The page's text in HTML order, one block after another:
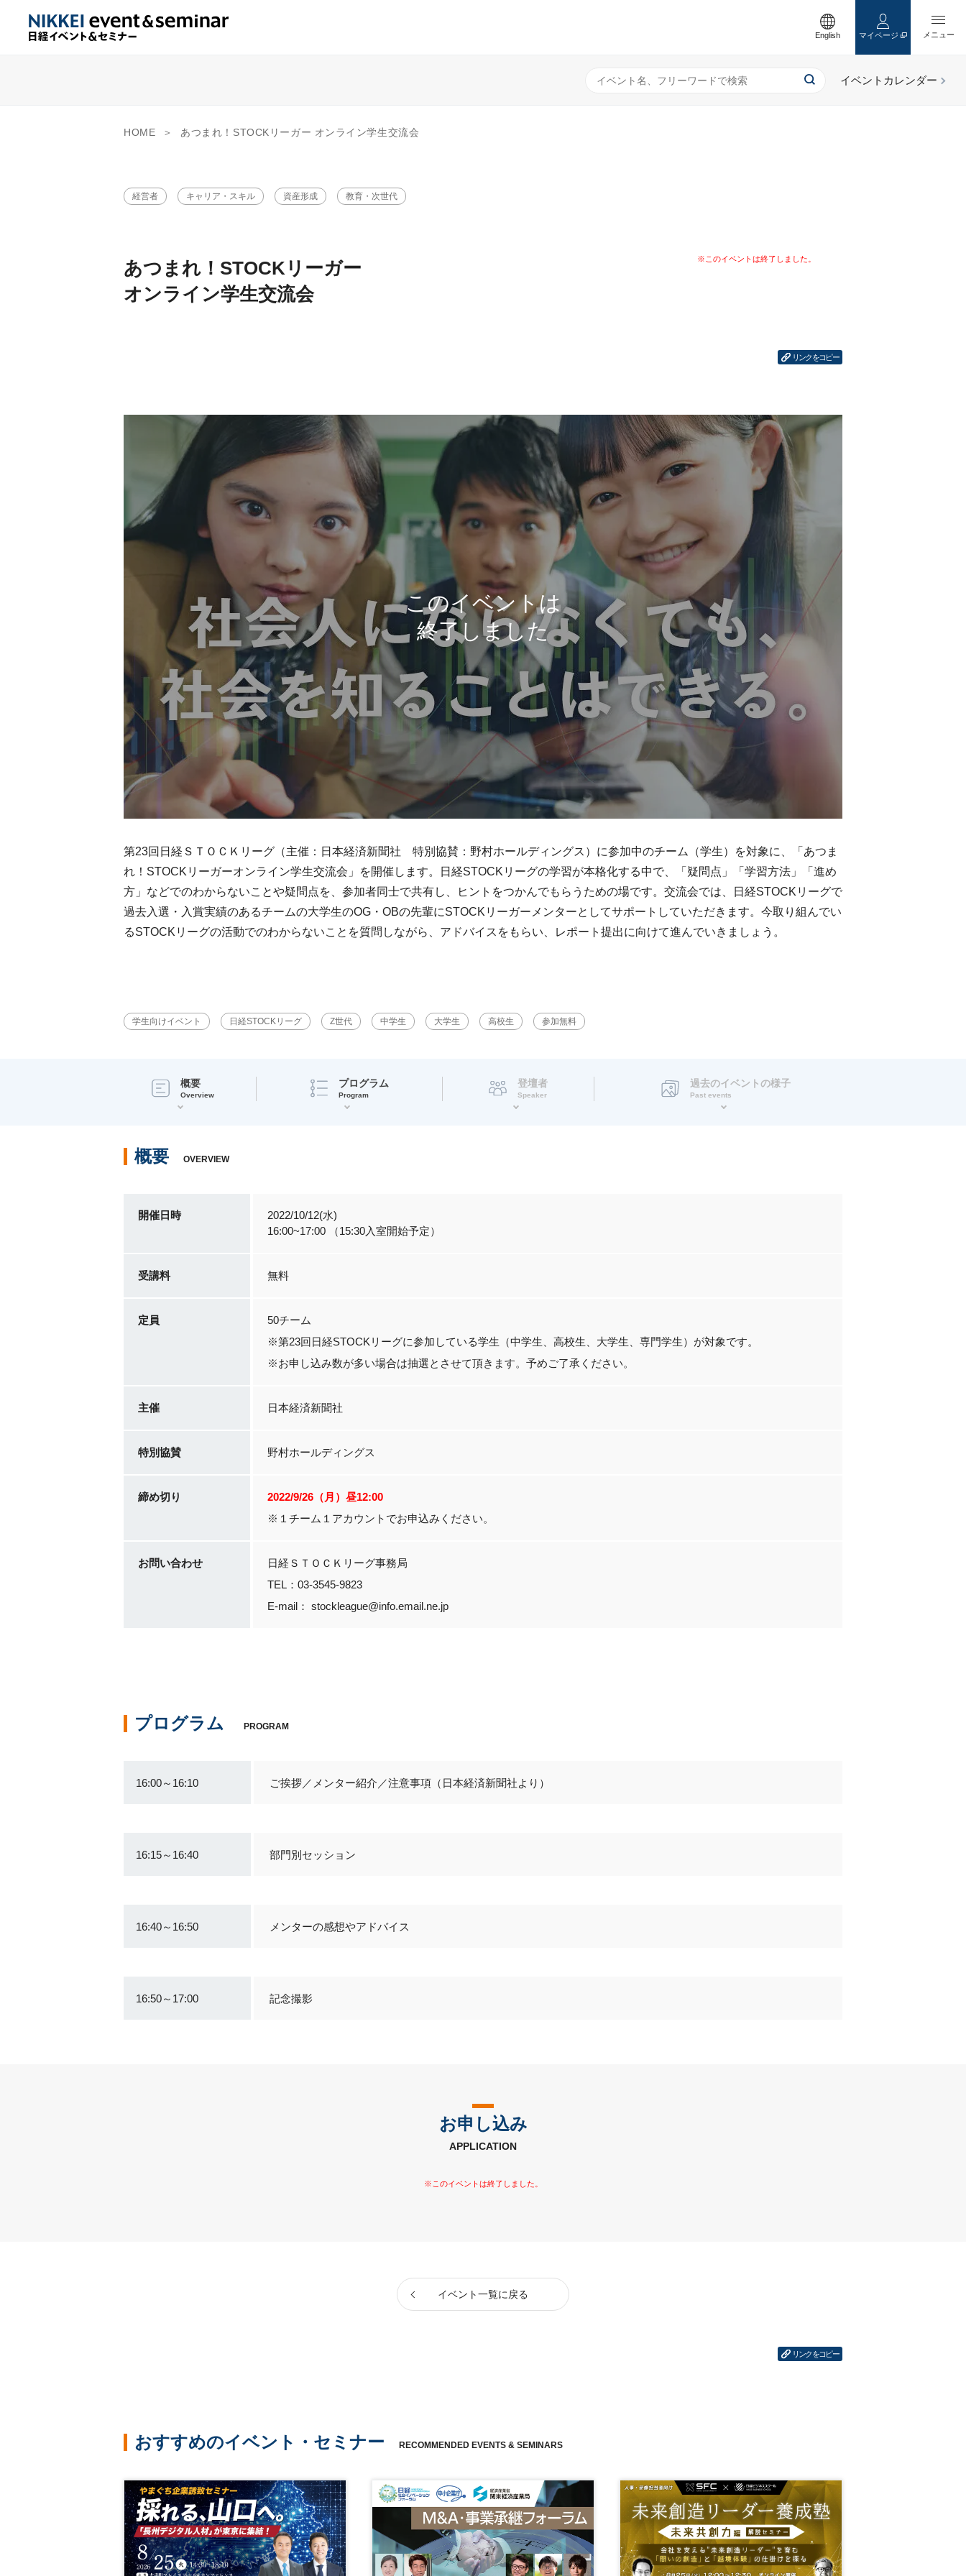
English マイページ
HOME あつまれ！STOCKリーガー オンライン学生交流会
経営者 キャリア・スキル 資産形成 教育・次世代
あつまれ！STOCKリーガー
オンライン学生交流会
リンクをコピー
第23回日経ＳＴＯＣＫリーグ（主催：日本経済新聞社 特別協賛：野村ホールディングス）に参加中のチーム（学生）を対象に、「あつま
れ！STOCKリーガーオンライン学生交流会」を開催します。日経STOCKリーグの学習が本格化する中で、「疑問点」「学習方法」「進め
方」などでのわからないことや疑問点を、参加者同士で共有し、ヒントをつかんでもらうための場です。交流会では、日経STOCKリーグで
過去入選・入賞実績のあるチームの大学生のOG・OBの先輩にSTOCKリーガーメンターとしてサポートしていただきます。今取り組んでい
るSTOCKリーグの活動でのわからないことを質問しながら、アドバイスをもらい、レポート提出に向けて進んでいきましょう。
学生向けイベント 日経STOCKリーグ Z世代 中学生 大学生 高校生 参加無料
概要
Overview
プログラム
Program
登壇者
Speaker
過去のイベントの様子
Past events
概要 OVERVIEW
開催日時
2022/10/12(水)
16:00~17:00 （15:30入室開始予定）
受講料 無料
定員
50チーム
※第23回日経STOCKリーグに参加している学生（中学生、高校生、大学生、専門学生）が対象です。
※お申し込み数が多い場合は抽選とさせて頂きます。予めご了承ください。
主催 日本経済新聞社
特別協賛 野村ホールディングス
締め切り
2022/9/26（月）昼12:00
※１チーム１アカウントでお申込みください。
お問い合わせ
日経ＳＴＯＣＫリーグ事務局
TEL：03-3545-9823
E-mail： stockleague@info.email.ne.jp
プログラム PROGRAM
16:00～16:10 ご挨拶／メンター紹介／注意事項（日本経済新聞社より）
16:15～16:40 部門別セッション
16:40～16:50 メンターの感想やアドバイス
16:50～17:00 記念撮影
お申し込み
APPLICATION
イベント一覧に戻る
リンクをコピー
おすすめのイベント・セミナー RECOMMENDED EVENTS & SEMINARS